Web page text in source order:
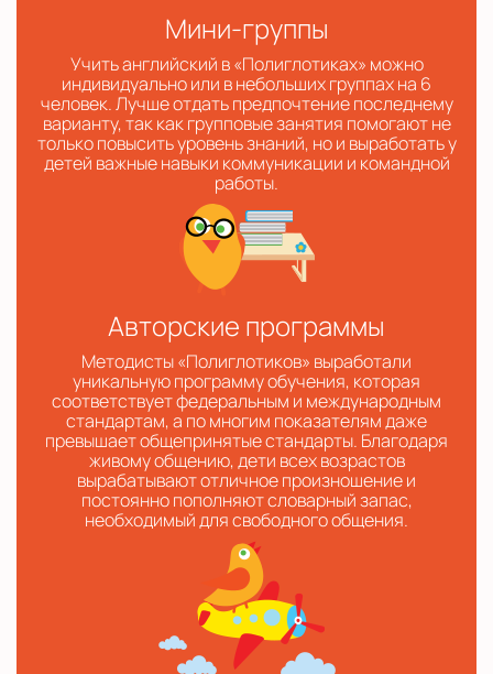
Мини-группы
Учить английский в «Полиглотиках» можно
индивидуально или в небольших группах на 6
человек. Лучше отдать предпочтение последнему
варианту, так как групповые занятия помогают не
только повысить уровень знаний, но и выработать у
детей важные навыки коммуникации и командной
работы.
Авторские программы
Методисты «Полиглотиков» выработали
уникальную программу обучения, которая
соответствует федеральным и международным
стандартам, а по многим показателям даже
превышает общепринятые стандарты. Благодаря
живому общению, дети всех возрастов
вырабатывают отличное произношение и
постоянно пополняют словарный запас,
необходимый для свободного общения.